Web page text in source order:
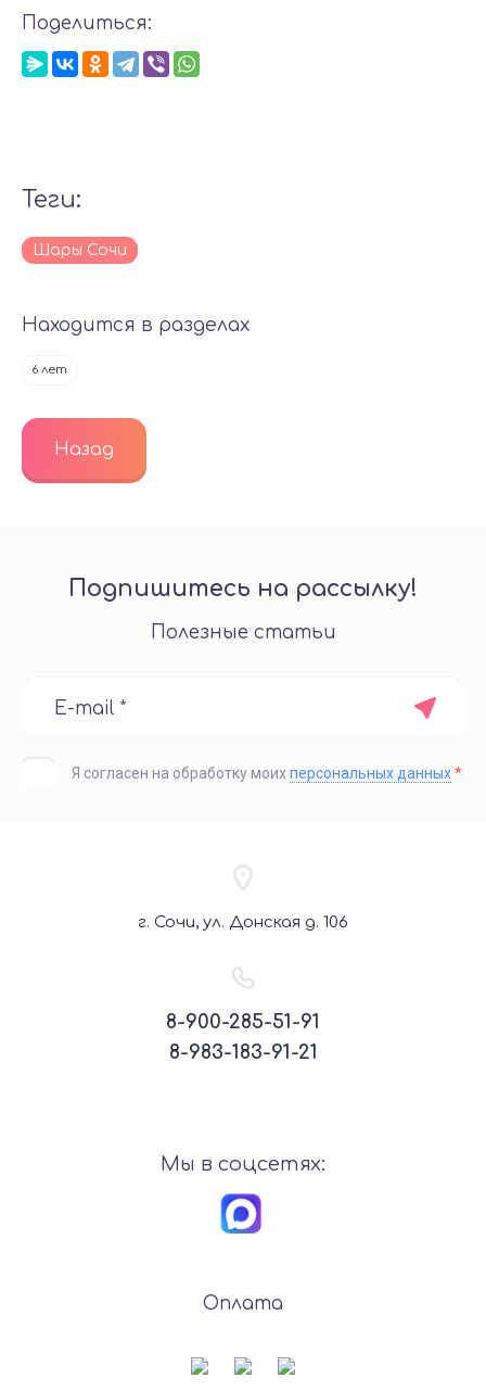
Поделиться:
теги:
Шары Сочи
Находится в разделах
6 лет
Назад
Подпишитесь на рассылку!
Полезные статьи
Я согласен на обработку моихперсональных данных*
г. Сочи, ул. Донская д. 106
8-900-285-51-91
8-983-183-91-21
Мы в соцсетях:
Оплата